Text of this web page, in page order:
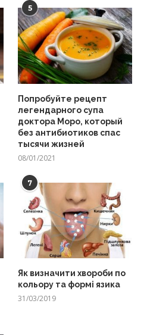
5
Попробуйте рецепт
легендарного супа
доктора Моро, который
без антибиотиков спас
тысячи жизней
08/01/2021
7
Як визначити хвороби по
кольору та формі язика
31/03/2019